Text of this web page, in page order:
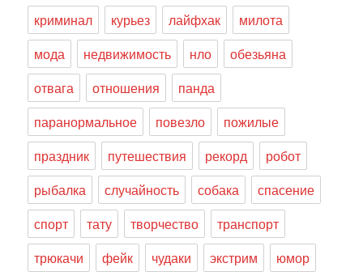
криминал курьез лайфхак
милота
мода
недвижимость нло
обезьяна
отвага
отношения
панда
паранормальное
повезло
пожилые
праздник
путешествия рекорд
робот
рыбалка
случайность собака
спасение
спорт
тату творчество
транспорт
трюкачи
фейк чудаки экстрим юмор